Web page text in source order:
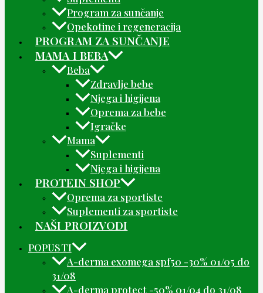
Program za sunčanje
Opekotine i regeneracija
PROGRAM ZA SUNČANJE
MAMA I BEBA
Beba
Zdravlje bebe
Njega i higijena
Oprema za bebe
Igračke
Mama
Suplementi
Njega i higijena
PROTEIN SHOP
Oprema za sportiste
Suplementi za sportiste
NAŠI PROIZVODI
POPUSTI
A-derma exomega spf50 -30% 01/05 do
31/08
A-derma protect -50% 01/04 do 31/08